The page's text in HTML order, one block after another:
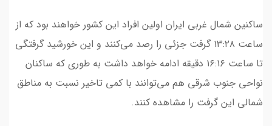
ساکنین شمال غربی ایران اولین افراد این کشور خواهند بود که از
ساعت ۱۳:۲۸ گرفت جزئی را رصد می‌کنند و این خورشید گرفتگی
تا ساعت ۱۶:۱۶ دقیقه ادامه خواهد داشت به طوری که ساکنان
نواحی جنوب شرقی هم می‌توانند با کمی تاخیر نسبت به مناطق
شمالی این گرفت را مشاهده کنند.